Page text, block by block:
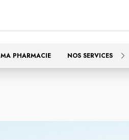
MA PHARMACIE NOS SERVICES